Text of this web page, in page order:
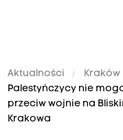
Aktualności Kraków
Palestyńczycy nie
przeciw wojnie na
Krakowa